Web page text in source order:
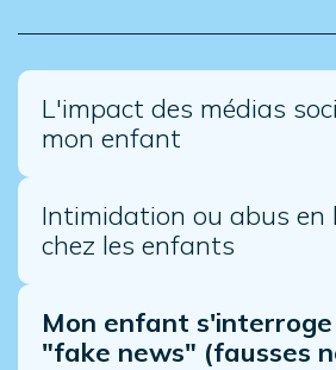
L'impact des médias
mon enfant
Intimidation ou abus en
chez les enfants
Mon enfant s'interroge
"fake news" (fausses